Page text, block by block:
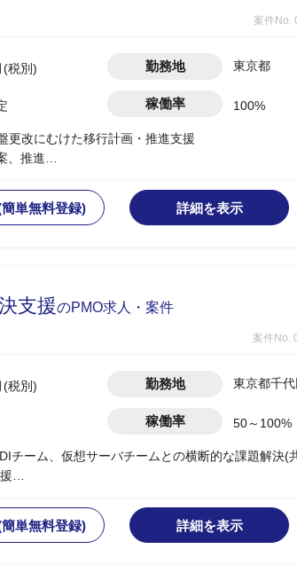
案件No.
(税別) 勤務地 東京都
稼働率 100%
更改にむけた移行計画・推進支援
、推進
年1月にかけて移行リハーサルの実施
単無料登録) 詳細を表示
支援のPMO求人・案件
案件No.
(税別) 勤務地
東京都千代
稼働率 50～100%
チーム、仮想サーバチームとの横断的な課題解決(
単無料登録) 詳細を表示